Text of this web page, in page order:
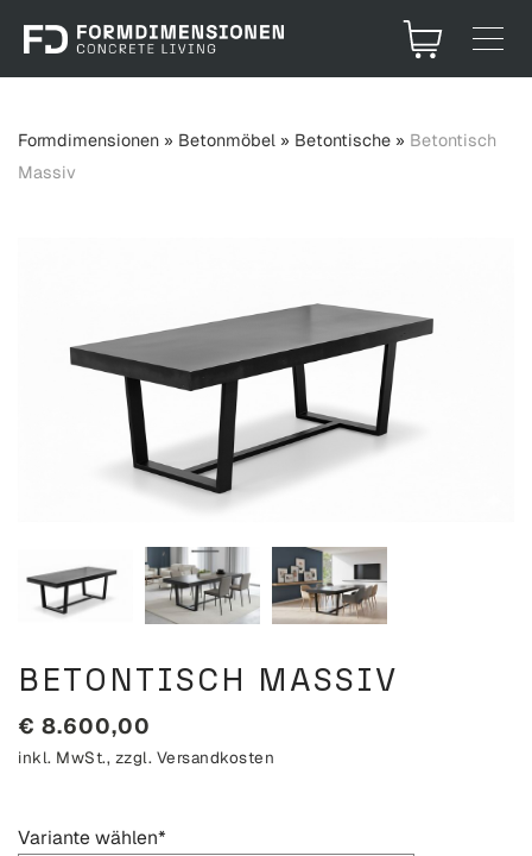
Formdimensionen » Betonmöbel » Betontische » Betontisch
Massiv
BETONTISCH MASSIV
€ 8.600,00
inkl. MwSt., zzgl. Versandkosten
Variante wählen*